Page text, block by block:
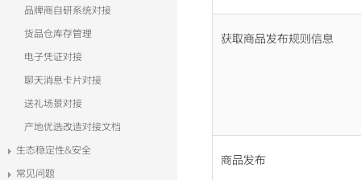
品牌商自研系统对接
货品仓库存管理
电子凭证对接
聊天消息卡片对接
送礼场景对接
产地优选改造对接文档
生态稳定性&安全
常见问题
获取商品发布规则信息
商品发布